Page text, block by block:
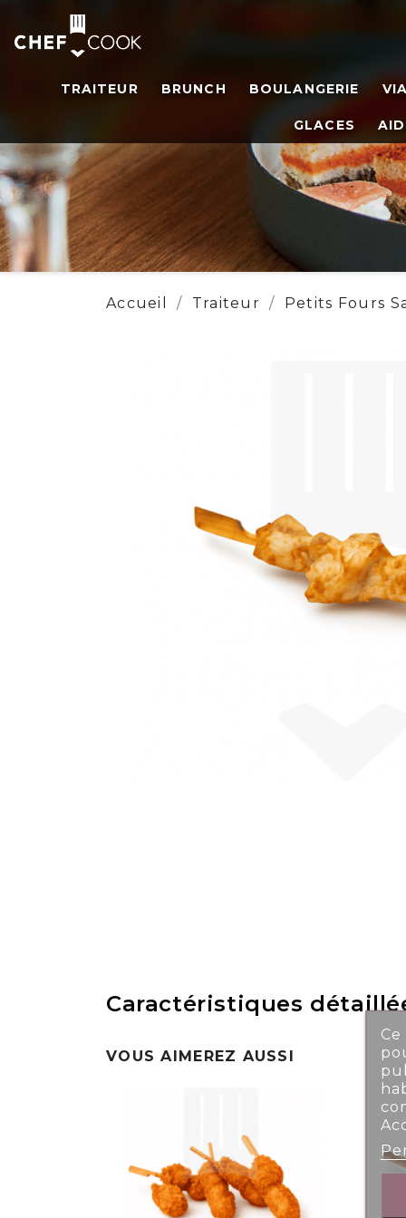
TRAITEUR BRUNCH BOULANGERIE
GLACES
Accueil Traiteur Petits Fours
Caractéristiques
VOUS AIMEREZ AUSSI